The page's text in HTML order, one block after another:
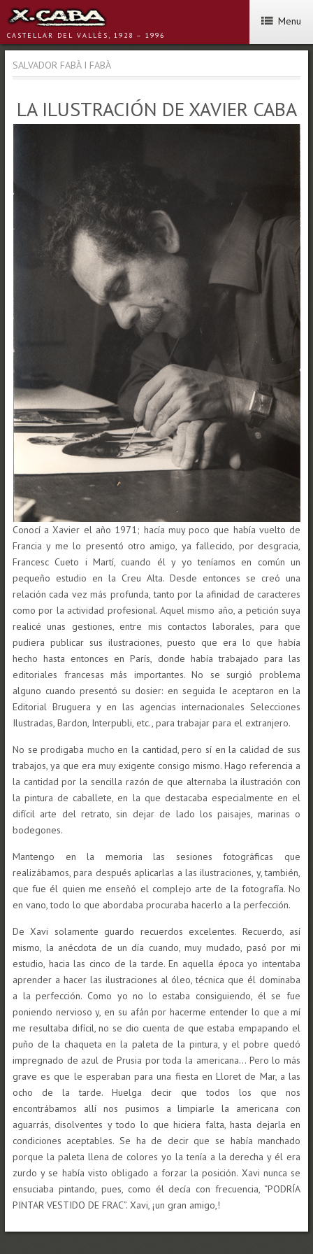
CASTELLAR DEL VALLÈS, 1928 – 1996
Menu
SALVADOR FABÀ I FABÀ
LA ILUSTRACIÓN DE XAVIER CABA
Conocí a Xavier el año 1971; hacía muy poco que había vuelto de
Francia y me lo presentó otro amigo, ya fallecido, por desgracia,
Francesc Cueto i Martí, cuando él y yo teníamos en común un
pequeño estudio en la Creu Alta. Desde entonces se creó una
relación cada vez más profunda, tanto por la afinidad de caracteres
como por la actividad profesional. Aquel mismo año, a petición suya
realicé unas gestiones, entre mis contactos laborales, para que
pudiera publicar sus ilustraciones, puesto que era lo que había
hecho hasta entonces en París, donde había trabajado para las
editoriales francesas más importantes. No se surgió problema
alguno cuando presentó su dosier: en seguida le aceptaron en la
Editorial Bruguera y en las agencias internacionales Selecciones
Ilustradas, Bardon, Interpubli, etc., para trabajar para el extranjero.
No se prodigaba mucho en la cantidad, pero sí en la calidad de sus
trabajos, ya que era muy exigente consigo mismo. Hago referencia a
la cantidad por la sencilla razón de que alternaba la ilustración con
la pintura de caballete, en la que destacaba especialmente en el
difícil arte del retrato, sin dejar de lado los paisajes, marinas o
bodegones.
Mantengo en la memoria las sesiones fotográficas que
realizábamos, para después aplicarlas a las ilustraciones, y, también,
que fue él quien me enseñó el complejo arte de la fotografía. No
en vano, todo lo que abordaba procuraba hacerlo a la perfección.
De Xavi solamente guardo recuerdos excelentes. Recuerdo, así
mismo, la anécdota de un día cuando, muy mudado, pasó por mi
estudio, hacia las cinco de la tarde. En aquella época yo intentaba
aprender a hacer las ilustraciones al óleo, técnica que él dominaba
a la perfección. Como yo no lo estaba consiguiendo, él se fue
poniendo nervioso y, en su afán por hacerme entender lo que a mí
me resultaba difícil, no se dio cuenta de que estaba empapando el
puño de la chaqueta en la paleta de la pintura, y el pobre quedó
impregnado de azul de Prusia por toda la americana… Pero lo más
grave es que le esperaban para una fiesta en Lloret de Mar, a las
ocho de la tarde. Huelga decir que todos los que nos
encontrábamos allí nos pusimos a limpiarle la americana con
aguarrás, disolventes y todo lo que hiciera falta, hasta dejarla en
condiciones aceptables. Se ha de decir que se había manchado
porque la paleta llena de colores yo la tenía a la derecha y él era
zurdo y se había visto obligado a forzar la posición. Xavi nunca se
ensuciaba pintando, pues, como él decía con frecuencia, “PODRÍA
PINTAR VESTIDO DE FRAC”. Xavi, ¡un gran amigo,!